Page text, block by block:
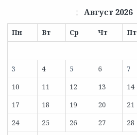
Август 2026
Пн Вт Ср Чт Пт
3
4 5 6 7
10
11 12 13 14
17
18 19 20 21
24
25 26 27 28